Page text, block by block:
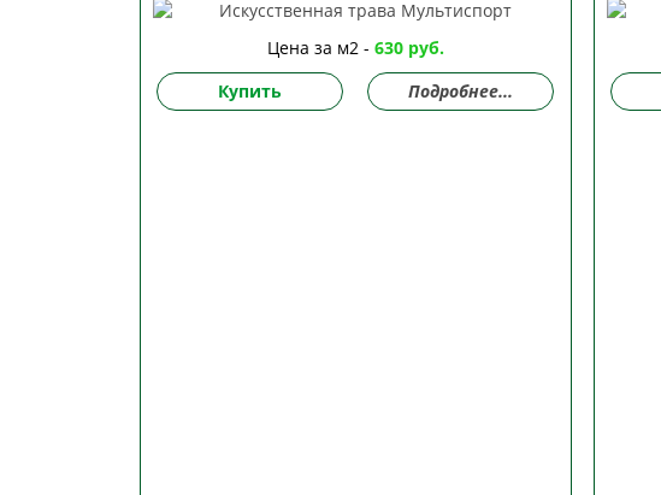
Цена за м2 - 630 руб.
Купить
Подробнее...